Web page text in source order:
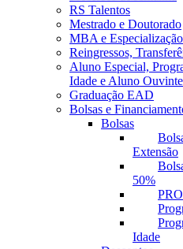
RS Talentos
Mestrado e Doutorado
MBA e Especialização
Reingressos,
Aluno Especial,
Idade e Aluno Ouvinte
Graduação EAD
Bolsas e
Bolsas
Extensão
50%
Idade